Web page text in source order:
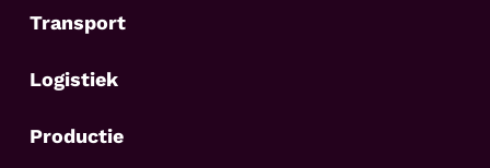
Transport
Logistiek
Productie